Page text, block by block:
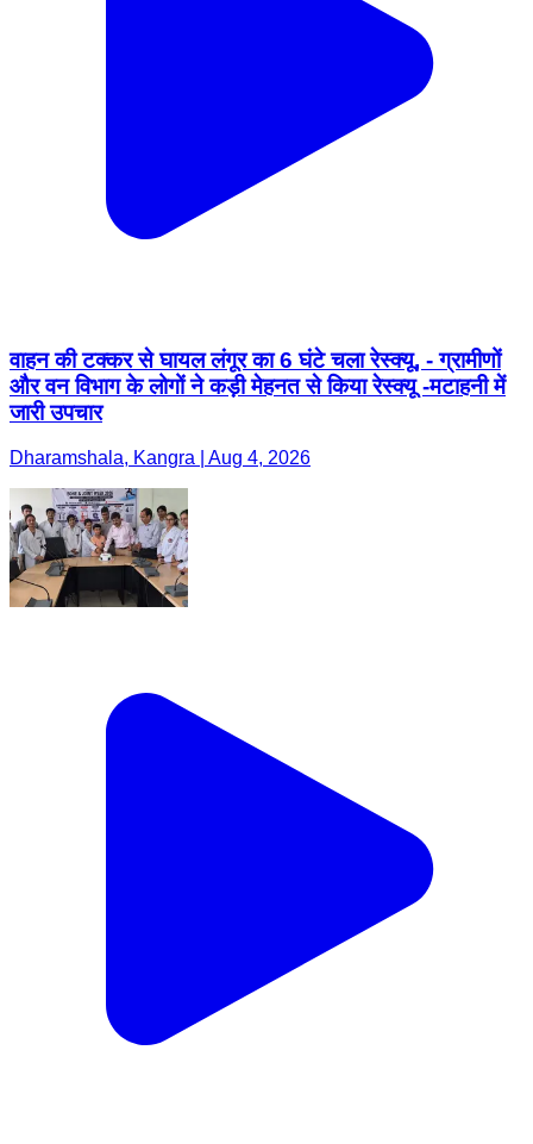
वाहन की टक्कर से घायल लंगूर का 6 घंटे चला रेस्क्यू, - ग्रामीणों
और वन विभाग के लोगों ने कड़ी मेहनत से किया रेस्क्यू -मटाहनी में
जारी उपचार
Dharamshala, Kangra | Aug 4, 2026